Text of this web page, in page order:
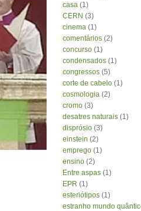
casa (1)
CERN (3)
cinema (1)
comentários (2)
concurso (1)
condensados (1)
congressos (5)
corte de cabelo (1)
cosmologia (2)
cromo (3)
desatres naturais (1)
disprósio (3)
einstein (2)
emprego (1)
ensino (2)
Entre aspas (1)
EPR (1)
esteriótipos (1)
estranho mundo